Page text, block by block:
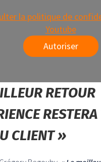
la politique de
Youtube
Autoriser
RETOUR
CLIENT »